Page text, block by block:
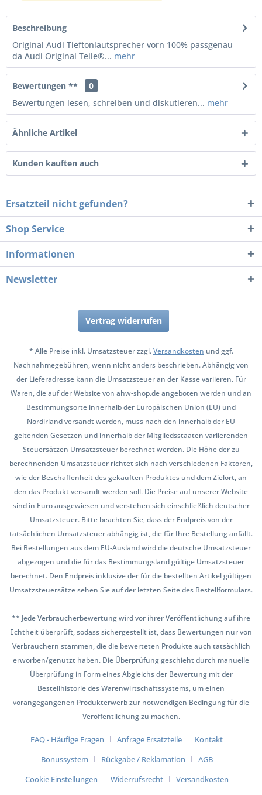
Beschreibung
Original Audi Tieftonlautsprecher vorn 100% passgenau
da Audi Original Teile®... mehr
Bewertungen **
0
Bewertungen lesen, schreiben und diskutieren... mehr
Ähnliche Artikel
Kunden kauften auch
Ersatzteil nicht gefunden?
Shop Service
Informationen
Newsletter
Vertrag widerrufen
* Alle Preise inkl. Umsatzsteuer zzgl.Versandkosten und ggf.
Nachnahmegebühren, wenn nicht anders beschrieben. Abhängig von
der Lieferadresse kann die Umsatzsteuer an der Kasse variieren. Für
Waren, die auf der Website von ahw-shop.de angeboten werden und an
Bestimmungsorte innerhalb der Europäischen Union (EU) und
Nordirland versandt werden, muss nach den innerhalb der EU
geltenden Gesetzen und innerhalb der Mitgliedsstaaten variierenden
Steuersätzen Umsatzsteuer berechnet werden. Die Höhe der zu
berechnenden Umsatzsteuer richtet sich nach verschiedenen Faktoren,
wie der Beschaffenheit des gekauften Produktes und dem Zielort, an
den das Produkt versandt werden soll. Die Preise auf unserer Website
sind in Euro ausgewiesen und verstehen sich einschließlich deutscher
Umsatzsteuer. Bitte beachten Sie, dass der Endpreis von der
tatsächlichen Umsatzsteuer abhängig ist, die für Ihre Bestellung anfällt.
Bei Bestellungen aus dem EU-Ausland wird die deutsche Umsatzsteuer
abgezogen und die für das Bestimmungsland gültige Umsatzsteuer
berechnet. Den Endpreis inklusive der für die bestellten Artikel gültigen
Umsatzsteuersätze sehen Sie auf der letzten Seite des Bestellformulars.
** Jede Verbraucherbewertung wird vor ihrer Veröffentlichung auf ihre
Echtheit überprüft, sodass sichergestellt ist, dass Bewertungen nur von
Verbrauchern stammen, die die bewerteten Produkte auch tatsächlich
erworben/genutzt haben. Die Überprüfung geschieht durch manuelle
Überprüfung in Form eines Abgleichs der Bewertung mit der
Bestellhistorie des Warenwirtschaftssystems, um einen
vorangegangenen Produkterwerb zur notwendigen Bedingung für die
Veröffentlichung zu machen.
FAQ - Häufige Fragen Anfrage Ersatzteile
Kontakt
Bonussystem
Rückgabe / Reklamation
AGB
Cookie Einstellungen
Widerrufsrecht
Versandkosten